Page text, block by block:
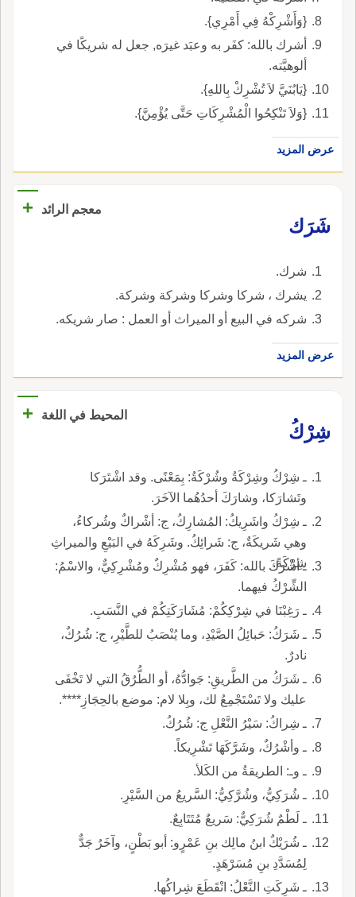
{وَأَشْرِكْهُ فِي أَمْرِي}.
أشرك بالله: كفَر به وعبَد غيرَه, جعل له شريكًا في
ألوهيَّته.
{يَابُنَيَّ لاَ تُشْرِكْ بِاللهِ}.
{وَلاَ تَنْكِحُوا الْمُشْرِكَاتِ حَتَّى يُؤْمِنَّ}.
عرض المزيد
معجم الرائد
+
شَرَك
شرك.
يشرك ، شركا وشركا وشركة وشركة.
شركه في البيع أو الميراث أو العمل : صار شريكه.
عرض المزيد
المحيط في اللغة
+
شِرْكُ
ـ شِرْكُ وشِرْكَةُ وشُرْكَةُ: بِمَعْنًى. وقد اشْتَرَكا
وتَشارَكا، وشارَكَ أحدُهُما الآخَرَ.
ـ شِرْكُ واشَرِيكُ: المُشارِكُ، ج: أشْراكٌ وشُركاءُ،
وهي شَريكَةٌ، ج: شَرائِكُ. وشَرِكَهُ في البَيْعِ والميراثِ
شِرْكَةً.
ـ أشْرَكَ بالله: كَفَرَ، فهو مُشْرِكٌ ومُشْرِكِيٌّ، والاسْمُ:
الشِّرْكُ فيهما.
ـ رَغِبْنَا في شِرْكِكُمْ: مُشَارَكَتِكُمْ في النَّسَبِ.
ـ شَرَكُ: حَبائِلُ الصَّيْدِ، وما يُنْصَبُ للطَّيْرِ، ج: شُرُكٌ،
نادرٌ.
ـ شَرَكُ من الطَّريقِ: جَوادُّهُ، أو الطُّرُقُ التي لا تَخْفَى
عليك ولا تَسْتَجْمِعُ لك، وبِلا لام: موضع بالحِجَازِ****.
ـ شِراكُ: سَيْرُ النَّعْلِ ج: شُرُكُ.
ـ وأشْرُكٌ، وشَرَّكَهَا تَشْرِيكاً.
ـ وـ: الطريقةُ من الكَلأ.
ـ شُرَكِيُّ، وشُرَّكِيُّ: السَّريعُ من السَّيْرِ.
ـ لَطْمٌ شُرَكِيٌّ: سَريعٌ مُتَتَابِعٌ.
ـ شُرَيْكٌ ابنُ مالِك بنِ عَمْرٍو: أبو بَطْنٍ، وآخَرُ جَدٌّ
لِمُسَدَّدِ بنِ مُسَرْهَدٍ.
ـ شَرِكَتِ النَّعْلُ: انْقَطَعَ شِراكُها.